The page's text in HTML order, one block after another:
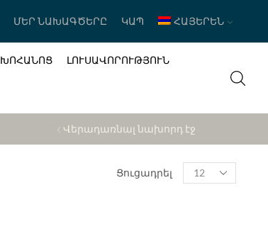
ՄԵՐ ՆԱԽԱԳԾԵՐԸ ԿԱՊ ՀԱՅԵՐԵՆ
ԽՈՀԱՆՈՑ ԼՈՒՍԱՎՈՐՈՒԹՅՈՒՆ
Վերադառնալ նախորդ էջ
Ցուցադրել
Products
per